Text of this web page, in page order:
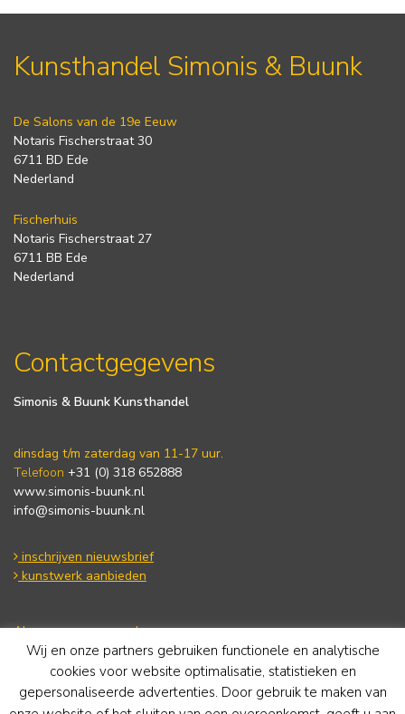
Kunsthandel Simonis & Buunk
De Salons van de 19e Eeuw
Notaris Fischerstraat 30
6711 BD Ede
Nederland
Fischerhuis
Notaris Fischerstraat 27
6711 BB Ede
Nederland
Contactgegevens
Simonis & Buunk Kunsthandel
dinsdag t/m zaterdag van 11-17 uur.
Telefoon +31 (0) 318 652888
www.simonis-buunk.nl
info@simonis-buunk.nl
inschrijven nieuwsbrief
kunstwerk aanbieden
Algemene voorwaarden
Privacy statement
Cookie Policy
Disclaimer
Wij en onze partners gebruiken functionele en analytische
cookies voor website optimalisatie, statistieken en
gepersonaliseerde advertenties. Door gebruik te maken van